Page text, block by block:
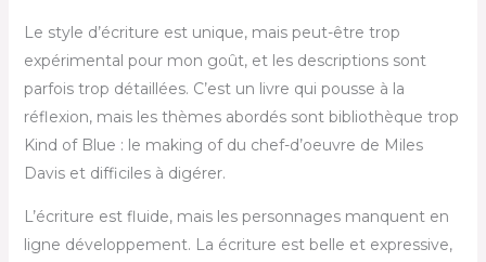
Le style d’écriture est unique, mais peut-être trop
expérimental pour mon goût, et les descriptions sont
parfois trop détaillées. C’est un livre qui pousse à la
réflexion, mais les thèmes abordés sont bibliothèque trop
Kind of Blue : le making of du chef-d’oeuvre de Miles
Davis et difficiles à digérer.
L’écriture est fluide, mais les personnages manquent en
ligne développement. La écriture est belle et expressive,